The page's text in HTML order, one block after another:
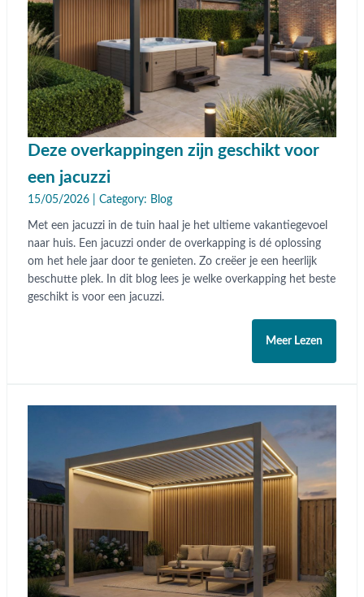
Deze overkappingen zijn geschikt voor
een jacuzzi
15/05/2026 | Category: Blog
Met een jacuzzi in de tuin haal je het ultieme vakantiegevoel
naar huis. Een jacuzzi onder de overkapping is dé oplossing
om het hele jaar door te genieten. Zo creëer je een heerlijk
beschutte plek. In dit blog lees je welke overkapping het beste
geschikt is voor een jacuzzi.
Meer Lezen